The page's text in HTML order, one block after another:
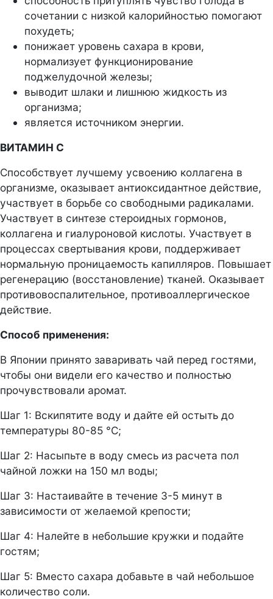
сочетании с низкой калорийностью помогают
похудеть;
понижает уровень сахара в крови,
нормализует функционирование
поджелудочной железы;
выводит шлаки и лишнюю жидкость из
организма;
является источником энергии.
ВИТАМИН С
Способствует лучшему усвоению коллагена в
организме, оказывает антиоксидантное действие,
участвует в борьбе со свободными радикалами.
Участвует в синтезе стероидных гормонов,
коллагена и гиалуроновой кислоты. Участвует в
процессах свертывания крови, поддерживает
нормальную проницаемость капилляров. Повышает
регенерацию (восстановление) тканей. Оказывает
противовоспалительное, противоаллергическое
действие.
Способ применения:
В Японии принято заваривать чай перед гостями,
чтобы они видели его качество и полностью
прочувствовали аромат.
Шаг 1: Вскипятите воду и дайте ей остыть до
температуры 80-85 °С;
Шаг 2: Насыпьте в воду смесь из расчета пол
чайной ложки на 150 мл воды;
Шаг 3: Настаивайте в течение 3-5 минут в
зависимости от желаемой крепости;
Шаг 4: Налейте в небольшие кружки и подайте
гостям;
Шаг 5: Вместо сахара добавьте в чай небольшое
количество соли.